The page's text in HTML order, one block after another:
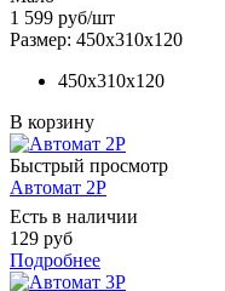
1 599 руб/шт
Размер: 450х310х120
450х310х120
В корзину
Быстрый просмотр
Автомат 2Р
Есть в наличии
129 руб
Подробнее